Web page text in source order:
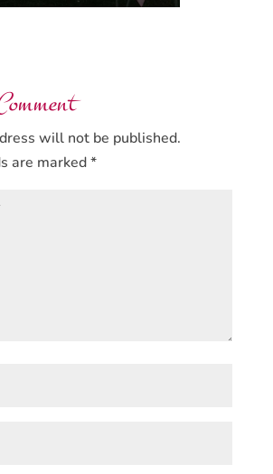
will not be published.
are marked*